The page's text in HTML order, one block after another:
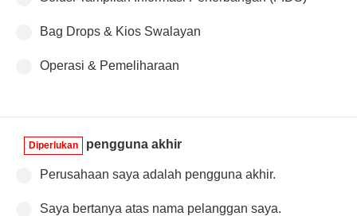
Bag Drops & Kios Swalayan
Operasi & Pemeliharaan
Diperlukan pengguna akhir
Perusahaan saya adalah pengguna akhir.
Saya bertanya atas nama pelanggan saya.